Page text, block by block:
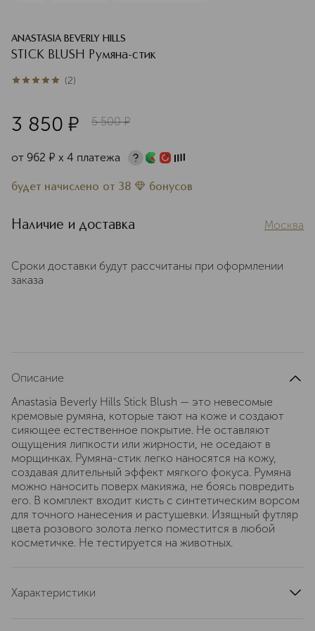
ANASTASIA BEVERLY HILLS
STICK BLUSH Румяна-стик
5из 52 (2)
3 850 ¤ 5 500 ¤
от 962 ¤ х 4 платежа
будет начислено от 38 бонусов
Наличие и доставка Москва
Сроки доставки будут рассчитаны при оформлении
заказа
Описание
Anastasia Beverly Hills Stick Blush — это невесомые
кремовые румяна, которые тают на коже и создают
сияющее естественное покрытие. Не оставляют
ощущения липкости или жирности, не оседают в
морщинках. Румяна-стик легко наносятся на кожу,
создавая длительный эффект мягкого фокуса. Румяна
можно наносить поверх макияжа, не боясь повредить
его. В комплект входит кисть с синтетическим ворсом
для точного нанесения и растушевки. Изящный футляр
цвета розового золота легко поместится в любой
косметичке. Не тестируется на животных.
Характеристики